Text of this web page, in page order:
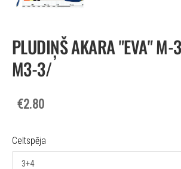
PLUDIŅŠ AKARA "EVA" M-
M3-3/
€2.80
Celtspēja